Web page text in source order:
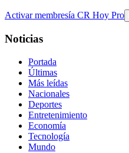
Activar membresía CR Hoy Pro
Noticias
Portada
Últimas
Más leídas
Nacionales
Deportes
Entretenimiento
Economía
Tecnología
Mundo